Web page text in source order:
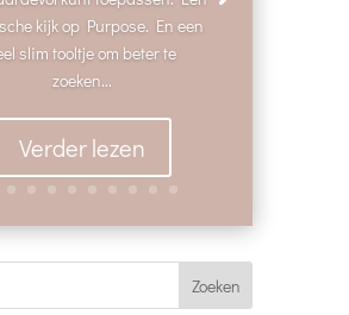
kijk op Purpose. En een
slim tooltje om beter te
zoeken...
Verder lezen